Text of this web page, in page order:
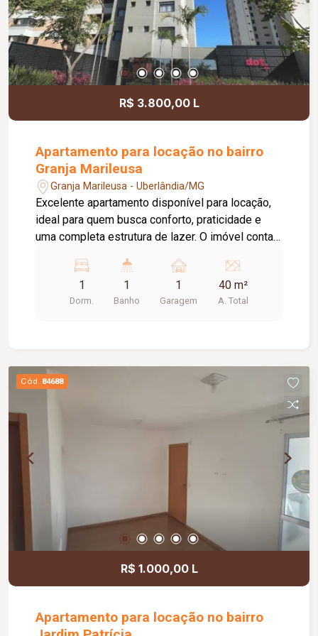
confortável e preparado para impulsionar o
crescimento do seu negócio.
R$ 3.800,00 L
Apartamento para locação no bairro
Granja Marileusa
Granja Marileusa - Uberlândia/MG
Excelente apartamento disponível para locação,
ideal para quem busca conforto, praticidade e
uma completa estrutura de lazer. O imóvel conta
com box em vidro e armário, cozinha equipada
com armário, fogão cooktop e sugar, além de sala
com sacada, proporcionando um ambiente
lazer, incluindo salão de festas, academia,
lavanderia, piscinas adulto e infantil, playground,
24 horas, garantindo mais segurança e
oportunidade para morar com conforto,
1
Dorm.
1
Banho
1
Garagem
40 m²
A. Total
Cód. 84688
R$ 1.000,00 L
Apartamento para locação no bairro